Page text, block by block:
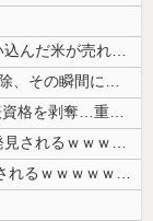
コメ卸大手さん、営業利益83％減 高値で買い込んだ米が売れず「損切り祭...
原爆ドーム前に居座る”市民団体”を警官隊が排除、その瞬間に周囲で見守っ...
中国、金融監督管理総局前トップの全人代代表資格を剥奪…重大な規律違反で...
【画像】70年代のとんでもない小学館漫画が発見されるｗｗｗｗｗ
【画像】 パパ活待機中の子が20人ぐらい激写されるｗｗｗｗｗｗｗｗｗｗ...